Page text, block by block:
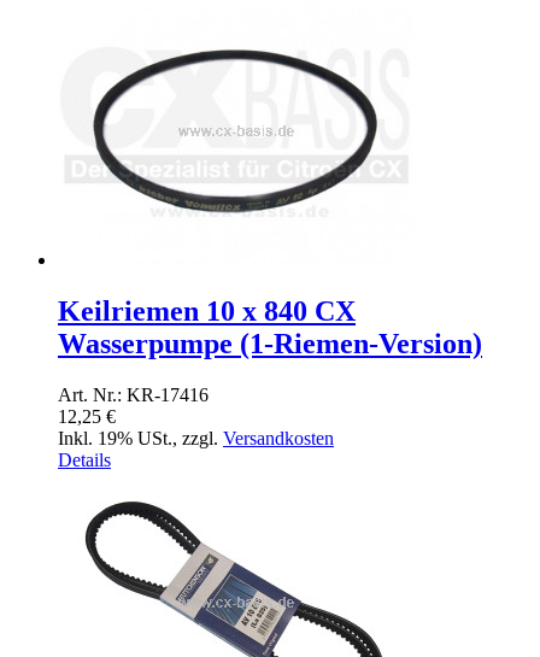
Keilriemen 10 x 840 CX
Wasserpumpe (1-Riemen-Version)
Art. Nr.: KR-17416
12,25 €
Inkl. 19% USt., zzgl. Versandkosten
Details